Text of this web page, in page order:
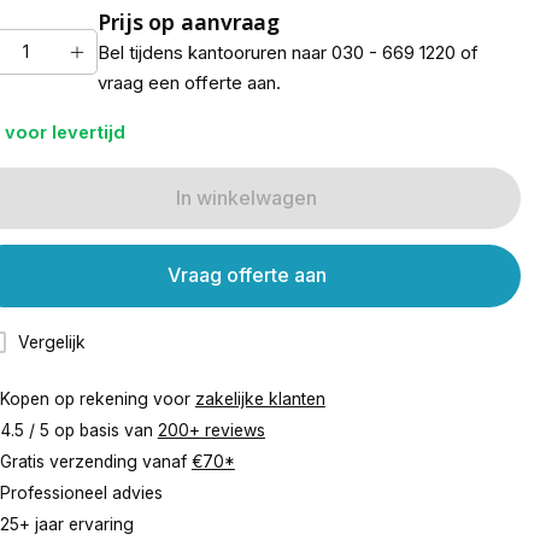
Prijs op aanvraag
Bel tijdens kantooruren naar 030 - 669 1220 of
vraag een offerte aan.
voor levertijd
In winkelwagen
Vergelijk
Vraag offerte aan
Kopen op rekening voor zakelijke klanten
4.5 / 5 op basis van 200+ reviews
Gratis verzending vanaf €70*
Professioneel advies
25+ jaar ervaring